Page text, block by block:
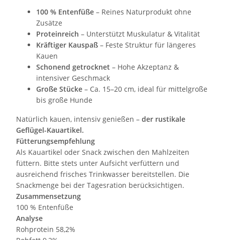
100 % Entenfüße – Reines Naturprodukt ohne
Zusätze
Proteinreich – Unterstützt Muskulatur & Vitalität
Kräftiger Kauspaß – Feste Struktur für längeres
Kauen
Schonend getrocknet – Hohe Akzeptanz &
intensiver Geschmack
Große Stücke – Ca. 15–20 cm, ideal für mittelgroße
bis große Hunde
Natürlich kauen, intensiv genießen – der rustikale
Geflügel-Kauartikel.
Fütterungsempfehlung
Als Kauartikel oder Snack zwischen den Mahlzeiten
füttern. Bitte stets unter Aufsicht verfüttern und
ausreichend frisches Trinkwasser bereitstellen. Die
Snackmenge bei der Tagesration berücksichtigen.
Zusammensetzung
100 % Entenfüße
Analyse
Rohprotein 58,2%